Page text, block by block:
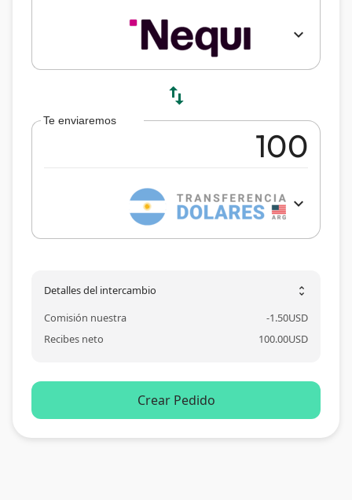
expand_more
swap_vert
Te enviaremos
expand_more
Detalles del intercambio unfold_more
Comisión nuestra -1.50USD
Recibes neto
100.00USD
Crear Pedido